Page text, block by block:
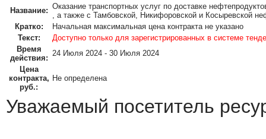
Название: Оказание транспортных услуг по доставке
, а также с Тамбовской, Никифоровской и Косыревской
Кратко:
Начальная максимальная цена контракта не указано
Текст:
Доступно только для зарегистрированных в системе
Время
действия:
24 Июля 2024 - 30 Июля 2024
Цена
контракта,
руб.:
Не определена
Уважаемый посетитель